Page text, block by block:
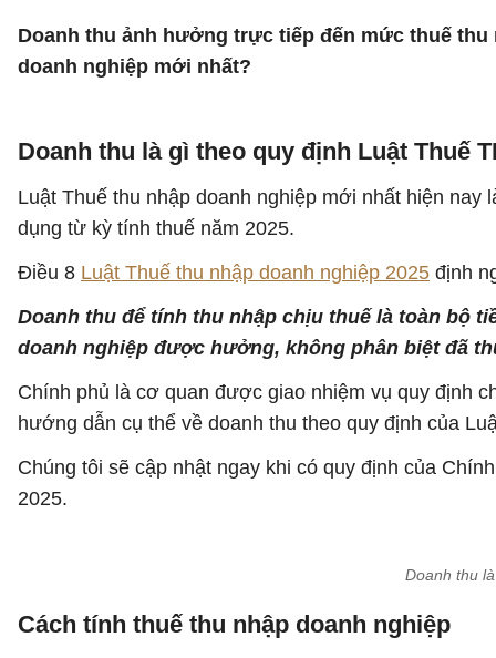
Doanh thu ảnh hưởng trực tiếp đến mức thuế
doanh nghiệp mới nhất?
Doanh thu là gì theo quy định Luật Thuế
Luật Thuế thu nhập doanh nghiệp mới nhất hiện
dụng từ kỳ tính thuế năm 2025.
Điều 8 Luật Thuế thu nhập doanh nghiệp 2025 định
Doanh thu để tính thu nhập chịu thuế là toàn bộ
doanh nghiệp được hưởng, không phân biệt đã
Chính phủ là cơ quan được giao nhiệm vụ quy định
hướng dẫn cụ thể về doanh thu theo quy định của
Chúng tôi sẽ cập nhật ngay khi có quy định của
2025.
Doanh thu
Cách tính thuế thu nhập doanh nghiệp